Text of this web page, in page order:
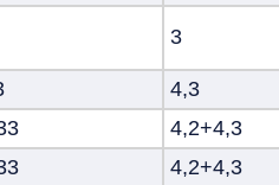
3
4,3
4,2+4,3
4,2+4,3